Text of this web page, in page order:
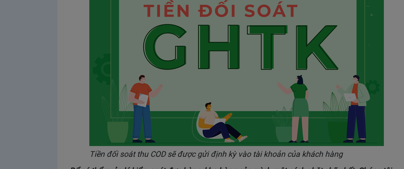
Tiền đối soát thu COD sẽ được gửi định kỳ vào tài khoản của khách hàng